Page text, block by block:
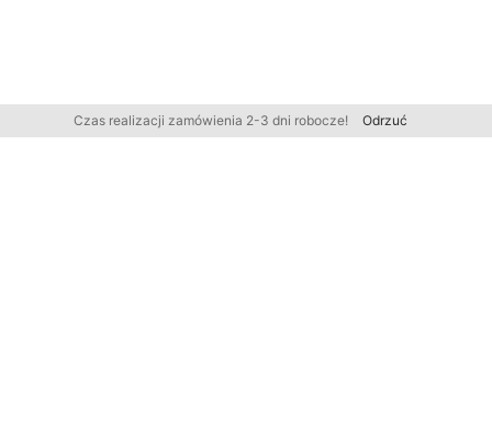
Czas realizacji zamówienia 2-3 dni robocze! Odrzuć